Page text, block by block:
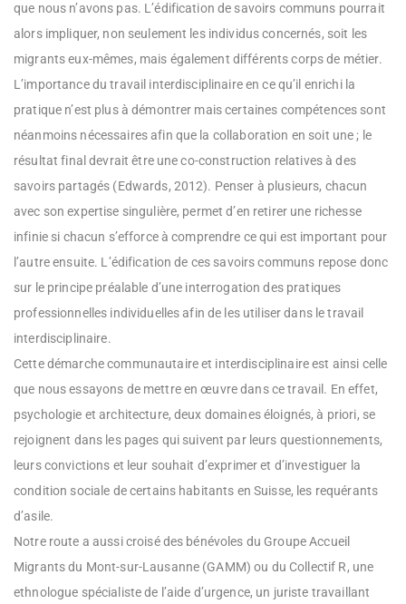
que nous n’avons pas. L’édification de savoirs communs pourrait
alors impliquer, non seulement les individus concernés, soit les
migrants eux-mêmes, mais également différents corps de métier.
L’importance du travail interdisciplinaire en ce qu’il enrichi la
pratique n’est plus à démontrer mais certaines compétences sont
néanmoins nécessaires afin que la collaboration en soit une ; le
résultat final devrait être une co-construction relatives à des
savoirs partagés (Edwards, 2012). Penser à plusieurs, chacun
avec son expertise singulière, permet d’en retirer une richesse
infinie si chacun s’efforce à comprendre ce qui est important pour
l’autre ensuite. L’édification de ces savoirs communs repose donc
sur le principe préalable d’une interrogation des pratiques
professionnelles individuelles afin de les utiliser dans le travail
interdisciplinaire.
Cette démarche communautaire et interdisciplinaire est ainsi celle
que nous essayons de mettre en œuvre dans ce travail. En effet,
psychologie et architecture, deux domaines éloignés, à priori, se
rejoignent dans les pages qui suivent par leurs questionnements,
leurs convictions et leur souhait d’exprimer et d’investiguer la
condition sociale de certains habitants en Suisse, les requérants
d’asile.
Notre route a aussi croisé des bénévoles du Groupe Accueil
Migrants du Mont-sur-Lausanne (GAMM) ou du Collectif R, une
ethnologue spécialiste de l’aide d’urgence, un juriste travaillant